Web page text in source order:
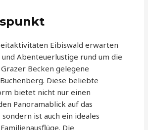
Eibiswald erwarten
Abenteuerlustige rund um die
Becken gelegene
Diese beliebte
bietet nicht nur einen
Panoramablick auf das
ist auch ein ideales
Die